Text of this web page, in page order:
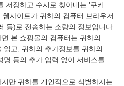
저장하고 수시로 찾아내는 '쿠키
사이트가 귀하의 컴퓨터 브라우저
등)로 전송하는 소량의 정보입니다.
본 쇼핑몰의 컴퓨터는 귀하의
읽고, 귀하의 추가정보를 귀하의
명 등의 추가 입력 없이 서비스를
만 귀하를 개인적으로 식별하지는